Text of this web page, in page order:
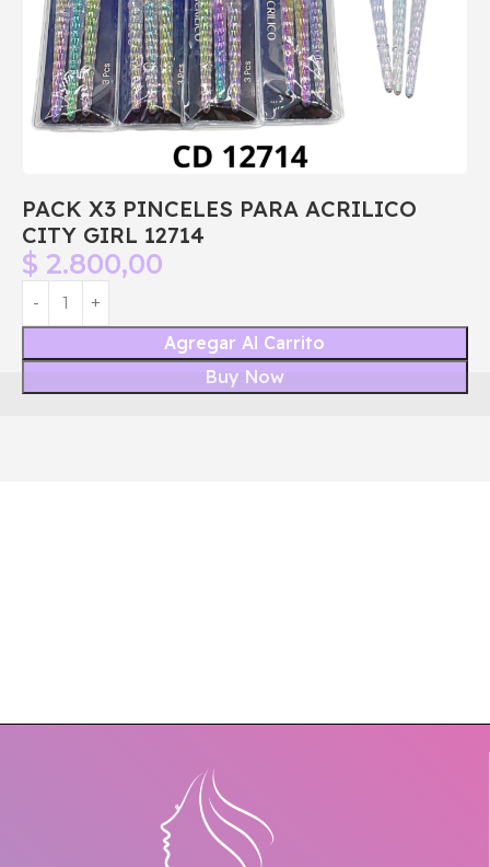
PACK X3 PINCELES PARA ACRILICO
CITY GIRL 12714
$ 2.800,00
Agregar Al Carrito
Buy Now